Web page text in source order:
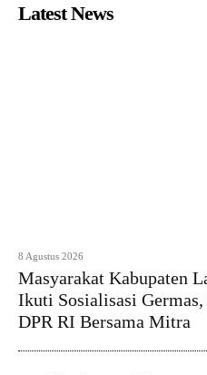
Latest News
8 Agustus 2026
Masyarakat Kabupaten
Ikuti Sosialisasi
DPR RI Bersama Mitra